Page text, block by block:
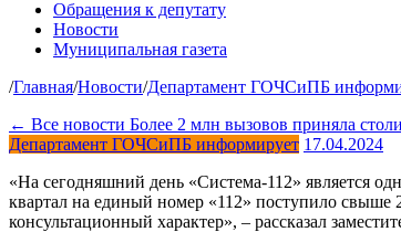
Обращения к депутату
Новости
Муниципальная газета
/Главная/Новости/Департамент ГОЧСиПБ
← Все новости Более 2 млн вызовов приняла
Департамент ГОЧСиПБ информирует 17.04.2024
«На сегодняшний день «Система-112» является
квартал на единый номер «112» поступило свыше
консультационный характер», – рассказал